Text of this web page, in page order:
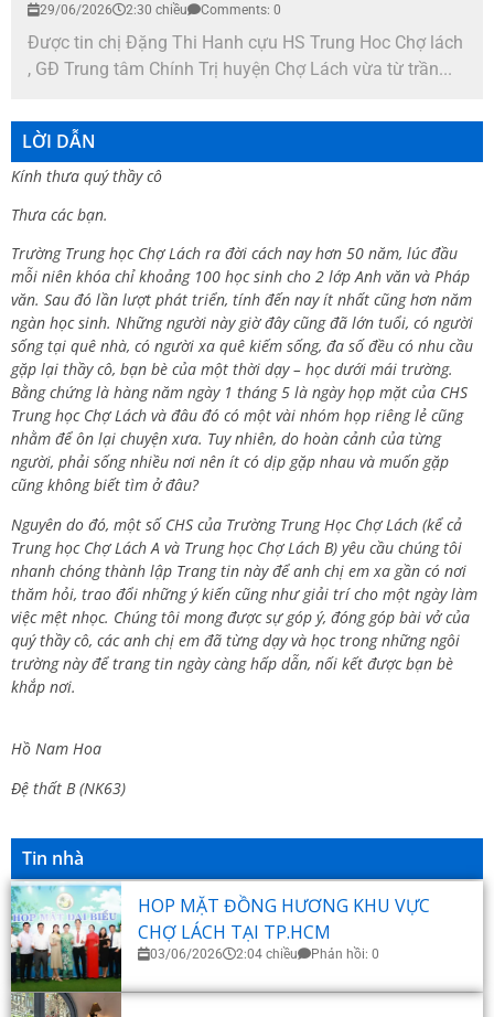
29/06/2026 2:30 chiều Comments: 0
Được tin chị Đặng Thi Hanh cựu HS Trung Hoc Chợ lách
, GĐ Trung tâm Chính Trị huyện Chợ Lách vừa từ trần...
LỜI DẪN
Kính thưa quý thầy cô
Thưa các bạn.
Trường Trung học Chợ Lách ra đời cách nay hơn 50 năm, lúc đầu
mỗi niên khóa chỉ khoảng 100 học sinh cho 2 lớp Anh văn và Pháp
văn. Sau đó lần lượt phát triển, tính đến nay ít nhất cũng hơn năm
ngàn học sinh. Những người này giờ đây cũng đã lớn tuổi, có người
sống tại quê nhà, có người xa quê kiếm sống, đa số đều có nhu cầu
gặp lại thầy cô, bạn bè của một thời dạy – học dưới mái trường.
Bằng chứng là hàng năm ngày 1 tháng 5 là ngày họp mặt của CHS
Trung học Chợ Lách và đâu đó có một vài nhóm họp riêng lẻ cũng
nhằm để ôn lại chuyện xưa. Tuy nhiên, do hoàn cảnh của từng
người, phải sống nhiều nơi nên ít có dịp gặp nhau và muốn gặp
cũng không biết tìm ở đâu?
Nguyên do đó, một số CHS của Trường Trung Học Chợ Lách (kể cả
Trung học Chợ Lách A và Trung học Chợ Lách B) yêu cầu chúng tôi
nhanh chóng thành lập Trang tin này để anh chị em xa gần có nơi
thăm hỏi, trao đổi những ý kiến cũng như giải trí cho một ngày làm
việc mệt nhọc. Chúng tôi mong được sự góp ý, đóng góp bài vở của
quý thầy cô, các anh chị em đã từng dạy và học trong những ngôi
trường này để trang tin ngày càng hấp dẫn, nối kết được bạn bè
khắp nơi.
Hồ Nam Hoa
Đệ thất B (NK63)
Tin nhà
HOP MẶT ĐỒNG HƯƠNG KHU VỰC
CHỢ LÁCH TẠI TP.HCM
03/06/2026 2:04 chiều Phản hồi: 0